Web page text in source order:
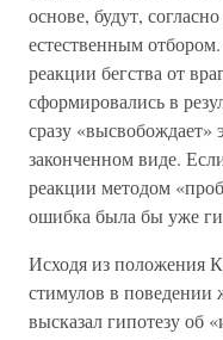
основе, будут,
естественным
реакции бегства от
сформировались в
сразу
законченном виде.
реакции методом
ошибка была бы уже
Исходя из положения
стимулов в
высказал гипотезу об